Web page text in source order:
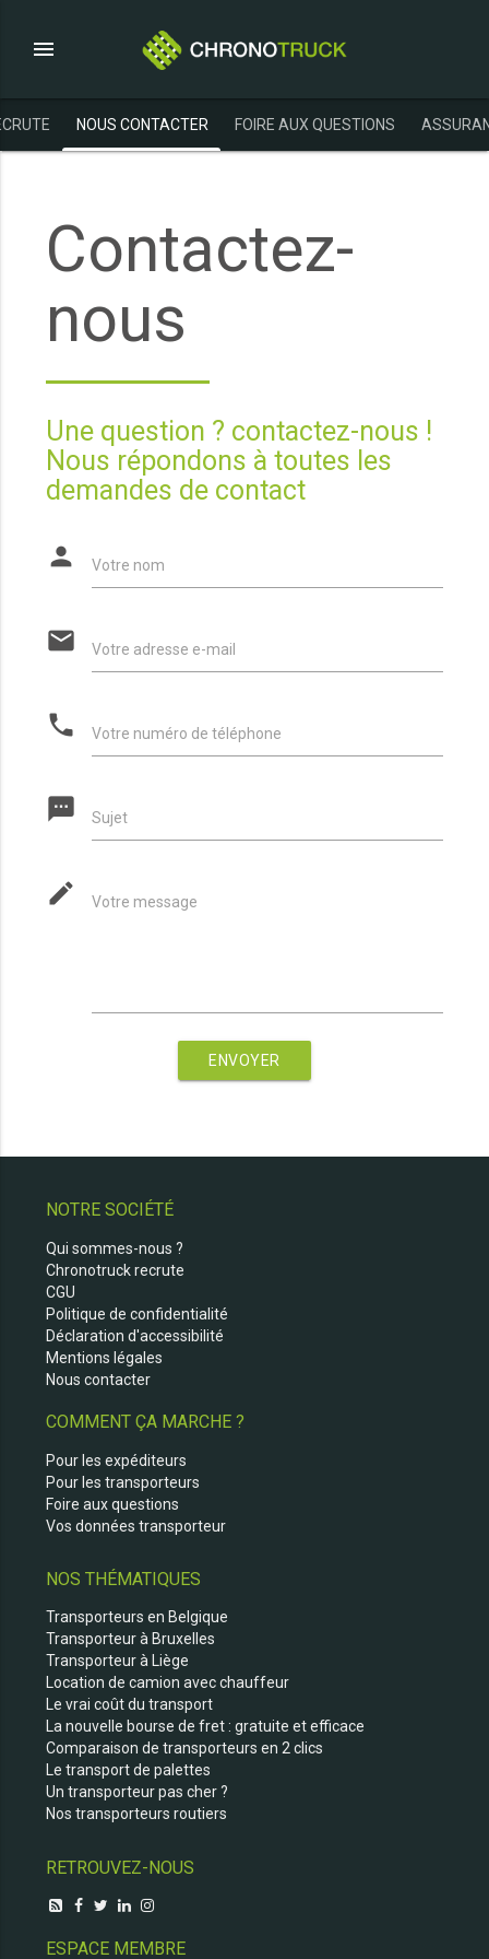
menu
NOUS CONTACTER FOIRE AUX QUESTIONS
Contactez-
nous
Une question ? contactez-nous !
Nous répondons à toutes les
demandes de contact
person Votre nom
email Votre adresse e-mail
phone Votre numéro de téléphone
textsms Sujet
mode_edit Votre message
ENVOYER
NOTRE SOCIÉTÉ
Qui sommes-nous ?
Chronotruck recrute
CGU
Politique de confidentialité
Déclaration d'accessibilité
Mentions légales
Nous contacter
COMMENT ÇA MARCHE ?
Pour les expéditeurs
Pour les transporteurs
Foire aux questions
Vos données transporteur
NOS THÉMATIQUES
Transporteurs en Belgique
Transporteur à Bruxelles
Transporteur à Liège
Location de camion avec chauffeur
Le vrai coût du transport
La nouvelle bourse de fret : gratuite et efficace
Comparaison de transporteurs en 2 clics
Le transport de palettes
Un transporteur pas cher ?
Nos transporteurs routiers
RETROUVEZ-NOUS
ESPACE MEMBRE